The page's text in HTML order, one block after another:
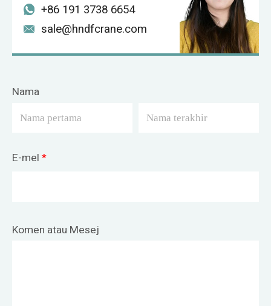
+86 191 3738 6654
sale@hndfcrane.com
Nama
E-mel *
Komen atau Mesej